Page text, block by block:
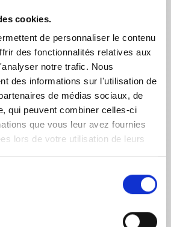
cookies.
de personnaliser le contenu
des fonctionnalités relatives aux
notre trafic. Nous
des informations sur l'utilisation de
de médias sociaux, de
qui peuvent combiner celles-ci
que vous leur avez fournies
lors de votre utilisation de leurs
cpl.
0,8094kg